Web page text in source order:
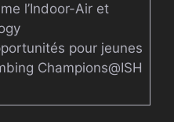
l’Indoor-Air et
pour jeunes
Champions@ISH